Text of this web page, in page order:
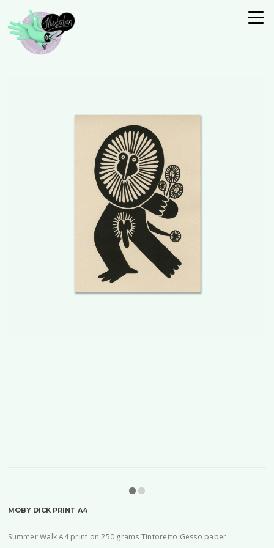
MOBY DICK PRINT A4
Summer Walk A4 print on 250 grams Tintoretto Gesso paper